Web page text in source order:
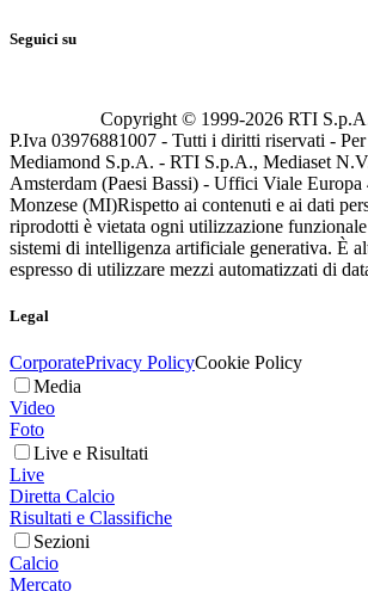
Seguici su
Copyright © 1999-2026 RTI
P.Iva 03976881007 - Tutti i diritti riservati -
Mediamond S.p.A. - RTI S.p.A., Mediaset
Amsterdam (Paesi Bassi) - Uffici Viale
Monzese (MI)Rispetto ai contenuti e ai dati
riprodotti è vietata ogni utilizzazione funzionale
sistemi di intelligenza artificiale generativa. È
espresso di utilizzare mezzi automatizzati di
Legal
CorporatePrivacy PolicyCookie Policy
Media
Video
Foto
Live e Risultati
Live
Diretta Calcio
Risultati e Classifiche
Sezioni
Calcio
Mercato